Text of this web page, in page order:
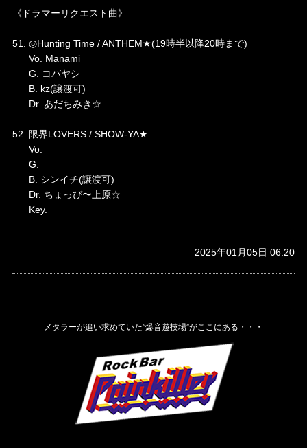
《ドラマーリクエスト曲》
51. ◎Hunting Time / ANTHEM★(19時半以降20時まで)
Vo. Manami
G. コバヤシ
B. kz(譲渡可)
Dr. あだちみき☆
52. 限界LOVERS / SHOW-YA★
Vo.
G.
B. シンイチ(譲渡可)
Dr. ちょっぴ〜上原☆
Key.
2025年01月05日 06:20
メタラーが追い求めていた”爆音遊技場”がここにある・・・